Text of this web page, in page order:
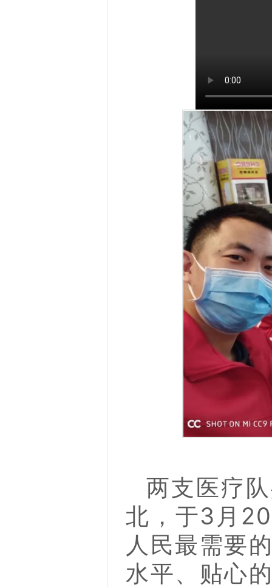
两支医疗
北，于3月
人民最需要
水平、贴心